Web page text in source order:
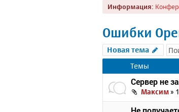
к
Информация:
Ошибки
Новая тема
Темы
Сервер не
Максим»